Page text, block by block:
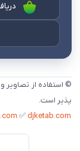
© استفاده از
پذیر است.
✅djketab.com